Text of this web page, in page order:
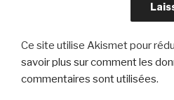
Ce site utilise Akismet pour
savoir plus sur comment les
commentaires sont utilisées.